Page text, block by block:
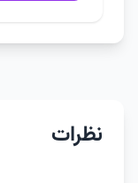
نظرات